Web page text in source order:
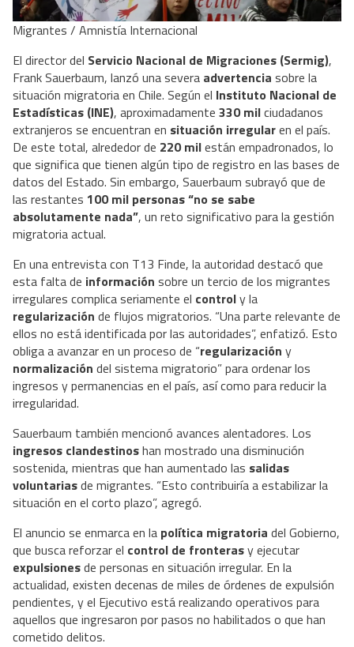
Migrantes / Amnistía Internacional
El director del Servicio Nacional de Migraciones (Sermig),
Frank Sauerbaum, lanzó una severa advertencia sobre la
situación migratoria en Chile. Según el Instituto Nacional de
Estadísticas (INE), aproximadamente 330 milciudadanos
extranjeros se encuentran en situación irregularen el país.
De este total, alrededor de 220 milestán empadronados, lo
que significa que tienen algún tipo de registro en las bases de
datos del Estado. Sin embargo, Sauerbaum subrayó que de
las restantes 100 mil personas “no se sabe
absolutamente nada”, un reto significativo para la gestión
migratoria actual.
En una entrevista con T13 Finde, la autoridad destacó que
esta falta de información sobre un tercio de los migrantes
irregulares complica seriamente el controly la
regularización de flujos migratorios. “Una parte relevante de
ellos no está identificada por las autoridades”, enfatizó. Esto
obliga a avanzar en un proceso de “regularización y
normalización del sistema migratorio” para ordenar los
ingresos y permanencias en el país, así como para reducir la
irregularidad.
Sauerbaum también mencionó avances alentadores. Los
ingresos clandestinoshan mostrado una disminución
sostenida, mientras que han aumentado las salidas
voluntariasde migrantes. “Esto contribuiría a estabilizar la
situación en el corto plazo”, agregó.
El anuncio se enmarca en la política migratoria del Gobierno,
que busca reforzar el control de fronterasy ejecutar
expulsionesde personas en situación irregular. En la
actualidad, existen decenas de miles de órdenes de expulsión
pendientes, y el Ejecutivo está realizando operativos para
aquellos que ingresaron por pasos no habilitados o que han
cometido delitos.